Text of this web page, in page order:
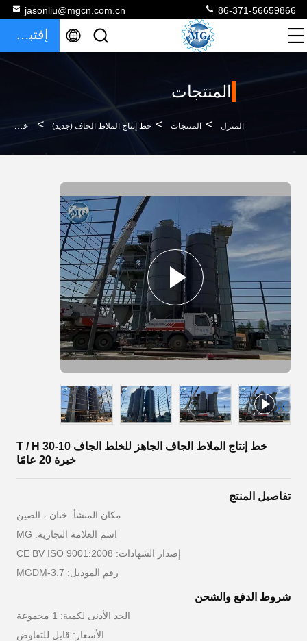
jasonliu@mgcn.com.cn 86-371-56659866
إقتباس
المنتجات
المنزل > المنتجات > خط إنتاج الملاط الجاف (جديد) > خط إنتاج الملاط الجاف الجاهز للخلط الجاف 10-30 T / H خبرة 20 عامًا
خط إنتاج الملاط الجاف الجاهز للخلط الجاف 10-30 T / H
خبرة 20 عامًا
تفاصيل المنتج
مكان المنشأ: خنان ، الصين
اسم العلامة التجارية: MG
إصدار الشهادات: CE BV ISO 9001:2008
رقم الموديل: MGDM-3.7
شروط الدفع والشحن
الحد الأدنى لكمية: 1 مجموعة
الأسعار: قابل للتفاوض